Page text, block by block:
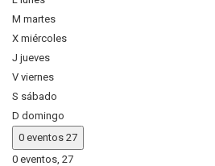
M martes
X miércoles
J jueves
V viernes
S sábado
D domingo
0 eventos 27
0 eventos, 27